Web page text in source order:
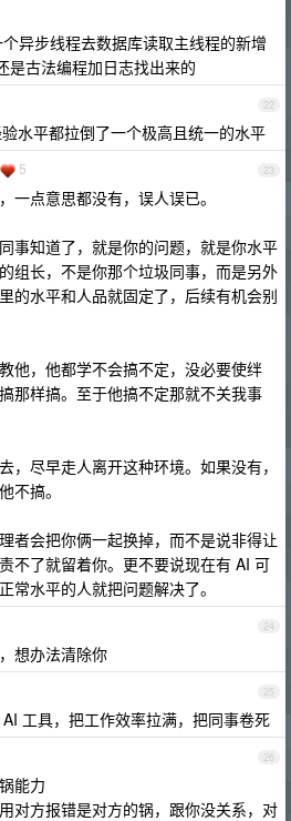
异步线程去数据库读取主线程的新增
是古法编程加日志找出来的
22
水平都拉倒了一个极高且统一的水平
23
5
一点意思都没有，误人误已。
事知道了，就是你的问题，就是你水平
组长，不是你那个垃圾同事，而是另外
的水平和人品就固定了，后续有机会别
他，他都学不会搞不定，没必要使绊
那样搞。至于他搞不定那就不关我事
，尽早走人离开这种环境。如果没有，
不搞。
者会把你俩一起换掉，而不是说非得让
不了就留着你。更不要说现在有 AI 可
常水平的人就把问题解决了。
24
想办法清除你
25
工具，把工作效率拉满，把同事卷死
26
能力
对方报错是对方的锅，跟你没关系，对